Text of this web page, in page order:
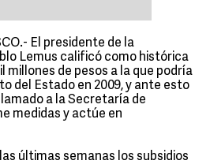
El presidente de la
Lemus calificó como histórica
millones de pesos a la que podría
del Estado en 2009, y ante esto
a la Secretaría de
medidas y actúe en
últimas semanas los subsidios